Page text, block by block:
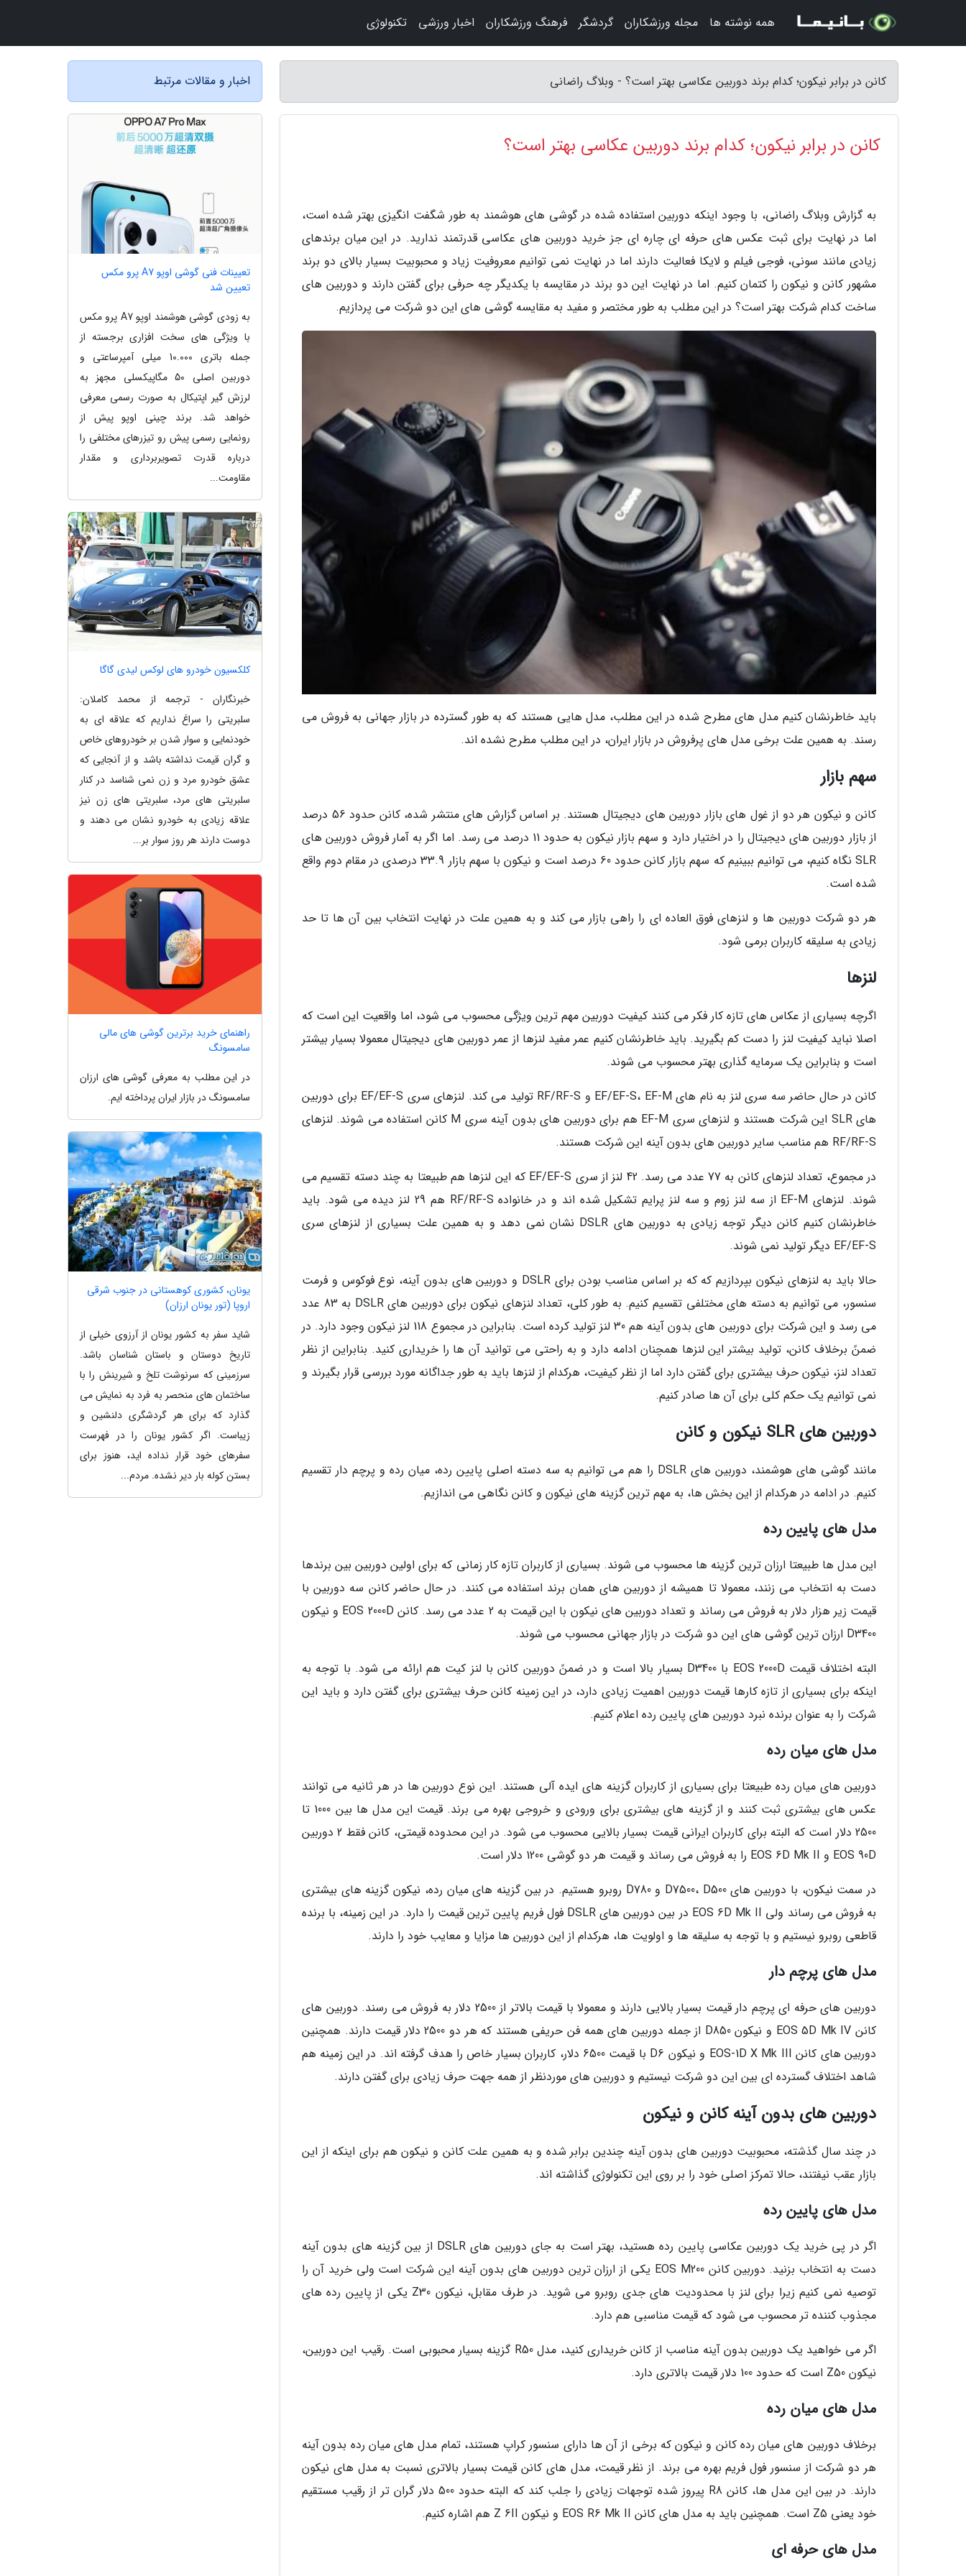
کانن در برابر نیکون؛ کدام برند دوربین عکاسی بهتر است؟ - وبلاگ راضانی
کانن در برابر نیکون؛ کدام برند دوربین عکاسی بهتر است؟
به گزارش وبلاگ راضانی، با وجود اینکه دوربین استفاده شده در گوشی های هوشمند به طور شگفت انگیزی بهتر شده است،
اما در نهایت برای ثبت عکس های حرفه ای چاره ای جز خرید دوربین های عکاسی قدرتمند ندارید. در این میان برندهای
زیادی مانند سونی، فوجی فیلم و لایکا فعالیت دارند اما در نهایت نمی توانیم معروفیت زیاد و محبوبیت بسیار بالای دو برند
مشهور کانن و نیکون را کتمان کنیم. اما در نهایت این دو برند در مقایسه با یکدیگر چه حرفی برای گفتن دارند و دوربین های
ساخت کدام شرکت بهتر است؟ در این مطلب به طور مختصر و مفید به مقایسه گوشی های این دو شرکت می پردازیم.
باید خاطرنشان کنیم مدل های مطرح شده در این مطلب، مدل هایی هستند که به طور گسترده در بازار جهانی به فروش می
رسند. به همین علت برخی مدل های پرفروش در بازار ایران، در این مطلب مطرح نشده اند.
سهم بازار
کانن و نیکون هر دو از غول های بازار دوربین های دیجیتال هستند. بر اساس گزارش های منتشر شده، کانن حدود 56 درصد
از بازار دوربین های دیجیتال را در اختیار دارد و سهم بازار نیکون به حدود 11 درصد می رسد. اما اگر به آمار فروش دوربین های
SLR نگاه کنیم، می توانیم ببینیم که سهم بازار کانن حدود 60 درصد است و نیکون با سهم بازار 33.9 درصدی در مقام دوم واقع
شده است.
هر دو شرکت دوربین ها و لنزهای فوق العاده ای را راهی بازار می کند و به همین علت در نهایت انتخاب بین آن ها تا حد
زیادی به سلیقه کاربران برمی شود.
لنزها
اگرچه بسیاری از عکاس های تازه کار فکر می کنند کیفیت دوربین مهم ترین ویژگی محسوب می شود، اما واقعیت این است که
اصلا نباید کیفیت لنز را دست کم بگیرید. باید خاطرنشان کنیم عمر مفید لنزها از عمر دوربین های دیجیتال معمولا بسیار بیشتر
است و بنابراین یک سرمایه گذاری بهتر محسوب می شوند.
کانن در حال حاضر سه سری لنز به نام های EF/EF-S، EF-M و RF/RF-S تولید می کند. لنزهای سری EF/EF-S برای دوربین
های SLR این شرکت هستند و لنزهای سری EF-M هم برای دوربین های بدون آینه سری M کانن استفاده می شوند. لنزهای
RF/RF-S هم مناسب سایر دوربین های بدون آینه این شرکت هستند.
در مجموع، تعداد لنزهای کانن به 77 عدد می رسد. 42 لنز از سری EF/EF-S که این لنزها هم طبیعتا به چند دسته تقسیم می
شوند. لنزهای EF-M از سه لنز زوم و سه لنز پرایم تشکیل شده اند و در خانواده RF/RF-S هم 29 لنز دیده می شود. باید
خاطرنشان کنیم کانن دیگر توجه زیادی به دوربین های DSLR نشان نمی دهد و به همین علت بسیاری از لنزهای سری
EF/EF-S دیگر تولید نمی شوند.
حالا باید به لنزهای نیکون بپردازیم که که بر اساس مناسب بودن برای DSLR و دوربین های بدون آینه، نوع فوکوس و فرمت
سنسور، می توانیم به دسته های مختلفی تقسیم کنیم. به طور کلی، تعداد لنزهای نیکون برای دوربین های DSLR به 83 عدد
می رسد و این شرکت برای دوربین های بدون آینه هم 30 لنز تولید کرده است. بنابراین در مجموع 118 لنز نیکون وجود دارد. در
ضمنً برخلاف کانن، تولید بیشتر این لنزها همچنان ادامه دارد و به راحتی می توانید آن ها را خریداری کنید. بنابراین از نظر
تعداد لنز، نیکون حرف بیشتری برای گفتن دارد اما از نظر کیفیت، هرکدام از لنزها باید به طور جداگانه مورد بررسی قرار بگیرند و
نمی توانیم یک حکم کلی برای آن ها صادر کنیم.
دوربین های SLR نیکون و کانن
مانند گوشی های هوشمند، دوربین های DSLR را هم می توانیم به سه دسته اصلی پایین رده، میان رده و پرچم دار تقسیم
کنیم. در ادامه در هرکدام از این بخش ها، به مهم ترین گزینه های نیکون و کانن نگاهی می اندازیم.
مدل های پایین رده
این مدل ها طبیعتا ارزان ترین گزینه ها محسوب می شوند. بسیاری از کاربران تازه کار زمانی که برای اولین دوربین بین برندها
دست به انتخاب می زنند، معمولا تا همیشه از دوربین های همان برند استفاده می کنند. در حال حاضر کانن سه دوربین با
قیمت زیر هزار دلار به فروش می رساند و تعداد دوربین های نیکون با این قیمت به 2 عدد می رسد. کانن EOS 2000D و نیکون
D3400 ارزان ترین گوشی های این دو شرکت در بازار جهانی محسوب می شوند.
البته اختلاف قیمت EOS 2000D با D3400 بسیار بالا است و در ضمنً دوربین کانن با لنز کیت هم ارائه می شود. با توجه به
اینکه برای بسیاری از تازه کارها قیمت دوربین اهمیت زیادی دارد، در این زمینه کانن حرف بیشتری برای گفتن دارد و باید این
شرکت را به عنوان برنده نبرد دوربین های پایین رده اعلام کنیم.
مدل های میان رده
دوربین های میان رده طبیعتا برای بسیاری از کاربران گزینه های ایده آلی هستند. این نوع دوربین ها در هر ثانیه می توانند
عکس های بیشتری ثبت کنند و از گزینه های بیشتری برای ورودی و خروجی بهره می برند. قیمت این مدل ها بین 1000 تا
2500 دلار است که البته برای کاربران ایرانی قیمت بسیار بالایی محسوب می شود. در این محدوده قیمتی، کانن فقط 2 دوربین
EOS 90D و EOS 6D Mk II را به فروش می رساند و قیمت هر دو گوشی 1200 دلار است.
در سمت نیکون، با دوربین های D7500، D500 و D780 روبرو هستیم. در بین گزینه های میان رده، نیکون گزینه های بیشتری
به فروش می رساند ولی EOS 6D Mk II در بین دوربین های DSLR فول فریم پایین ترین قیمت را دارد. در این زمینه، با برنده
قاطعی روبرو نیستیم و با توجه به سلیقه ها و اولویت ها، هرکدام از این دوربین ها مزایا و معایب خود را دارند.
مدل های پرچم دار
دوربین های حرفه ای پرچم دار قیمت بسیار بالایی دارند و معمولا با قیمت بالاتر از 2500 دلار به فروش می رسند. دوربین های
کانن EOS 5D Mk IV و نیکون D850 از جمله دوربین های همه فن حریفی هستند که هر دو 2500 دلار قیمت دارند. همچنین
دوربین های کانن EOS-1D X Mk III و نیکون D6 با قیمت 6500 دلار، کاربران بسیار خاص را هدف گرفته اند. در این زمینه هم
شاهد اختلاف گسترده ای بین این دو شرکت نیستیم و دوربین های موردنظر از همه جهت حرف زیادی برای گفتن دارند.
دوربین های بدون آینه کانن و نیکون
در چند سال گذشته، محبوبیت دوربین های بدون آینه چندین برابر شده و به همین علت کانن و نیکون هم برای اینکه از این
بازار عقب نیفتند، حالا تمرکز اصلی خود را بر روی این تکنولوژی گذاشته اند.
مدل های پایین رده
اگر در پی خرید یک دوربین عکاسی پایین رده هستید، بهتر است به جای دوربین های DSLR از بین گزینه های بدون آینه
دست به انتخاب بزنید. دوربین کانن EOS M200 یکی از ارزان ترین دوربین های بدون آینه این شرکت است ولی خرید آن را
توصیه نمی کنیم زیرا برای لنز با محدودیت های جدی روبرو می شوید. در طرف مقابل، نیکون Z30 یکی از پایین رده های
مجذوب کننده تر محسوب می شود که قیمت مناسبی هم دارد.
اگر می خواهید یک دوربین بدون آینه مناسب از کانن خریداری کنید، مدل R50 گزینه بسیار محبوبی است. رقیب این دوربین،
نیکون Z50 است که حدود 100 دلار قیمت بالاتری دارد.
مدل های میان رده
برخلاف دوربین های میان رده کانن و نیکون که برخی از آن ها دارای سنسور کراپ هستند، تمام مدل های میان رده بدون آینه
هر دو شرکت از سنسور فول فریم بهره می برند. از نظر قیمت، مدل های کانن قیمت بسیار بالاتری نسبت به مدل های نیکون
دارند. در بین این مدل ها، کانن R8 پیروز شده توجهات زیادی را جلب کند که البته حدود 500 دلار گران تر از رقیب مستقیم
خود یعنی Z5 است. همچنین باید به مدل های کانن EOS R6 Mk II و نیکون Z 6II هم اشاره کنیم.
مدل های حرفه ای
اخبار و مقالات مرتبط
تعیینات فنی گوشی اوپو A7 پرو مکس
تعیین شد
به زودی گوشی هوشمند اوپو A7 پرو مکس
با ویژگی های سخت افزاری برجسته از
جمله باتری 10.000 میلی آمپرساعتی و
دوربین اصلی 50 مگاپیکسلی مجهز به
لرزش گیر اپتیکال به صورت رسمی معرفی
خواهد شد. برند چینی اوپو پیش از
رونمایی رسمی پیش رو تیزرهای مختلفی را
درباره قدرت تصویربرداری و مقدار
مقاومت...
کلکسیون خودرو های لوکس لیدی گاگا
خبرنگاران - ترجمه از محمد کاملان:
سلبریتی را سراغ نداریم که علاقه ای به
خودنمایی و سوار شدن بر خودروهای خاص
و گران قیمت نداشته باشد و از آنجایی که
عشق خودرو مرد و زن نمی شناسد در کنار
سلبریتی های مرد، سلبریتی های زن نیز
علاقه زیادی به خودرو نشان می دهند و
دوست دارند هر روز سوار بر...
راهنمای خرید برترین گوشی های مالی
سامسونگ
در این مطلب به معرفی گوشی های ارزان
سامسونگ در بازار ایران پرداخته ایم.
یونان، کشوری کوهستانی در جنوب شرقی
اروپا (تور یونان ارزان)
شاید سفر به کشور یونان از آرزوی خیلی از
تاریخ دوستان و باستان شناسان باشد.
سرزمینی که سرنوشت تلخ و شیرینش را با
ساختمان های منحصر به فرد به نمایش می
گذارد که برای هر گردشگری دلنشین و
زیباست. اگر کشور یونان را در فهرست
سفرهای خود قرار نداده اید، هنوز برای
بستن کوله بار دیر نشده. مردم...
همه نوشته ها مجله ورزشکاران گردشگر فرهنگ ورزشکاران اخبار ورزشی تکنولوژی